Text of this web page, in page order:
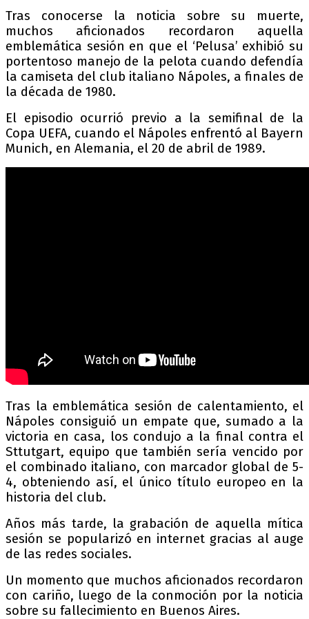
Tras conocerse la noticia sobre su muerte,
muchos aficionados recordaron aquella
emblemática sesión en que el ‘Pelusa’ exhibió su
portentoso manejo de la pelota cuando defendía
la camiseta del club italiano Nápoles, a finales de
la década de 1980.
El episodio ocurrió previo a la semifinal de la
Copa UEFA, cuando el Nápoles enfrentó al Bayern
Munich, en Alemania, el 20 de abril de 1989.
Tras la emblemática sesión de calentamiento, el
Nápoles consiguió un empate que, sumado a la
victoria en casa, los condujo a la final contra el
Sttutgart, equipo que también sería vencido por
el combinado italiano, con marcador global de 5-
4, obteniendo así, el único título europeo en la
historia del club.
Años más tarde, la grabación de aquella mítica
sesión se popularizó en internet gracias al auge
de las redes sociales.
Un momento que muchos aficionados recordaron
con cariño, luego de la conmoción por la noticia
sobre su fallecimiento en Buenos Aires.